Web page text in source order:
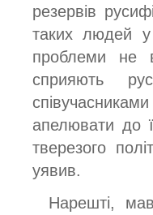
резервів
таких людей
проблеми не
сприяють
апелювати до
тверезого
уявив.
Нарешті,